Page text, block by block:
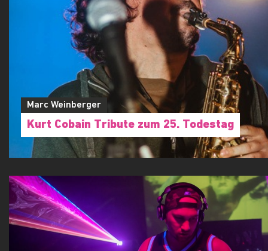
Marc Weinberger
Kurt Cobain Tribute zum 25. Todestag